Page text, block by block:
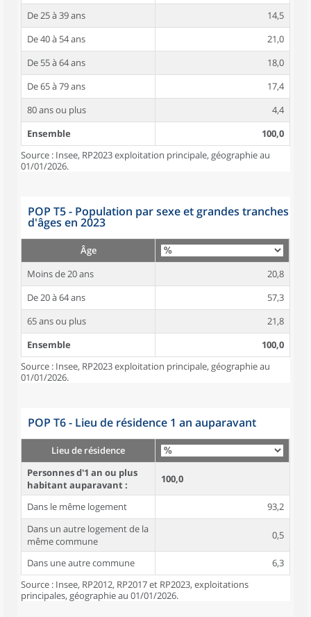
De 25 à 39 ans
14,5
De 40 à 54 ans
21,0
De 55 à 64 ans
18,0
De 65 à 79 ans
17,4
80 ans ou plus
4,4
Ensemble
100,0
Source : Insee, RP2023 exploitation principale, géographie au
01/01/2026.
POP T5 - Population par sexe et grandes tranches
d'âges en 2023
Âge
Moins de 20 ans
20,8
De 20 à 64 ans
57,3
65 ans ou plus
21,8
Ensemble
100,0
Source : Insee, RP2023 exploitation principale, géographie au
01/01/2026.
POP T6 - Lieu de résidence 1 an auparavant
Lieu de résidence
Personnes d'1 an ou plus
habitant auparavant :
100,0
Dans le même logement
93,2
Dans un autre logement de la
même commune
0,5
Dans une autre commune
6,3
Source : Insee, RP2012, RP2017 et RP2023, exploitations
principales, géographie au 01/01/2026.